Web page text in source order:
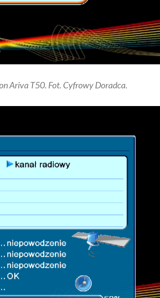
Ariva T50. Fot. Cyfrowy Doradca.